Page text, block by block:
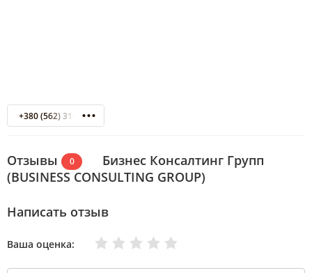
+380 (562) 31-37-62
Отзывы 0
Бизнес Консалтинг Групп
(BUSINESS CONSULTING GROUP)
Написать отзыв
Ваша оценка: Отлично
Хорошо
Нормально
Плохо
Очень плохо